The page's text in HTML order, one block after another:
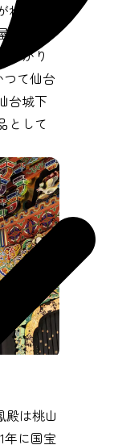
てい
（おた
ゆかり
て仙台
台城下
として
殿は桃山
年に国宝